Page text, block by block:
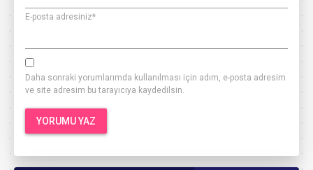
E-posta adresiniz*
Daha sonraki yorumlarımda kullanılması için adım, e-posta adresim
ve site adresim bu tarayıcıya kaydedilsin.